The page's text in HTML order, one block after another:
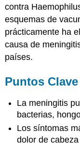
contra
esquemas de
prácticamente ha
causa de
países.
Puntos Clave
La meningitis
bacterias,
Los síntomas
dolor de